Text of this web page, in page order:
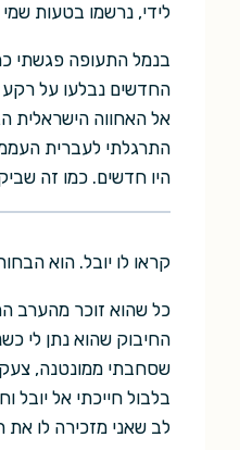
לידי, נרשמו בטעות
בנמל התעופה פגשתי
החדשים נבלעו על רקע
אל האחווה הישראלית
התרגלתי לעברית
היו חדשים. כמו זה
קראו לו יובל. הוא
כל שהוא זוכר מהערב
החיבוק שהוא נתן לי
שסחבתי ממונטנה,
בלבול חייכתי אל
לב שאני מזכירה לו